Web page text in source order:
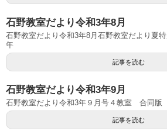
石野教室だより令和3年8月
石野教室だより令和3年8月石野教室だより夏
年
記事を読む
石野教室だより令和3年9月
石野教室だより令和3年９月号４教室 合同版
記事を読む